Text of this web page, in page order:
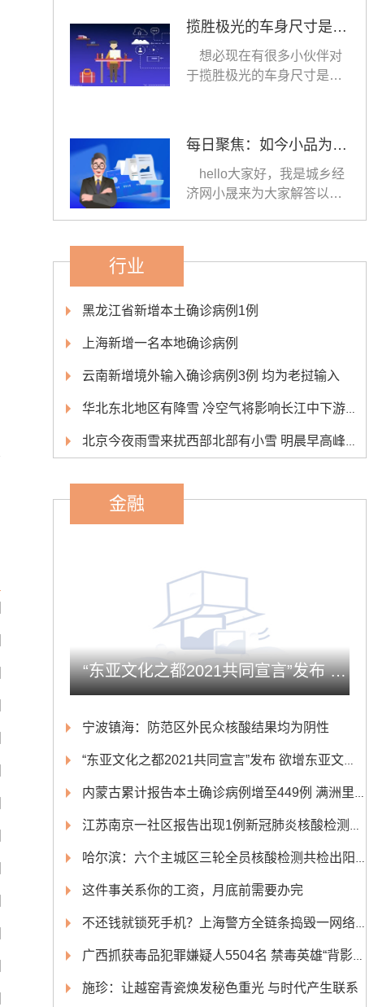
揽胜极光的车身尺寸是多少米（揽胜极光的车身尺寸是多少） 全球球精选
想必现在有很多小伙伴对
于揽胜极光的车身尺寸是多
每日聚焦：如今小品为什么越来越少（为什么现在的小品不好看了）
hello大家好，我是城乡经
济网小晟来为大家解答以上
行业
黑龙江省新增本土确诊病例1例
上海新增一名本地确诊病例
云南新增境外输入确诊病例3例 均为老挝输入
华北东北地区有降雪 冷空气将影响长江中下游以北大部地区
北京今夜雨雪来扰西部北部有小雪 明晨早高峰或受影响
金融
“东亚文化之都2021共同宣言”发布 欲增东亚文化国际影响力
宁波镇海：防范区外民众核酸结果均为阴性
“东亚文化之都2021共同宣言”发布 欲增东亚文化国际影响力
内蒙古累计报告本土确诊病例增至449例 满洲里累计确诊409例
江苏南京一社区报告出现1例新冠肺炎核酸检测阳性人员
哈尔滨：六个主城区三轮全员核酸检测共检出阳性感染者4人
这件事关系你的工资，月底前需要办完
不还钱就锁死手机？上海警方全链条捣毁一网络非法放贷团伙
广西抓获毒品犯罪嫌疑人5504名 禁毒英雄“背影”现“公安榜样” 发布会
施珍：让越窑青瓷焕发秘色重光 与时代产生联系